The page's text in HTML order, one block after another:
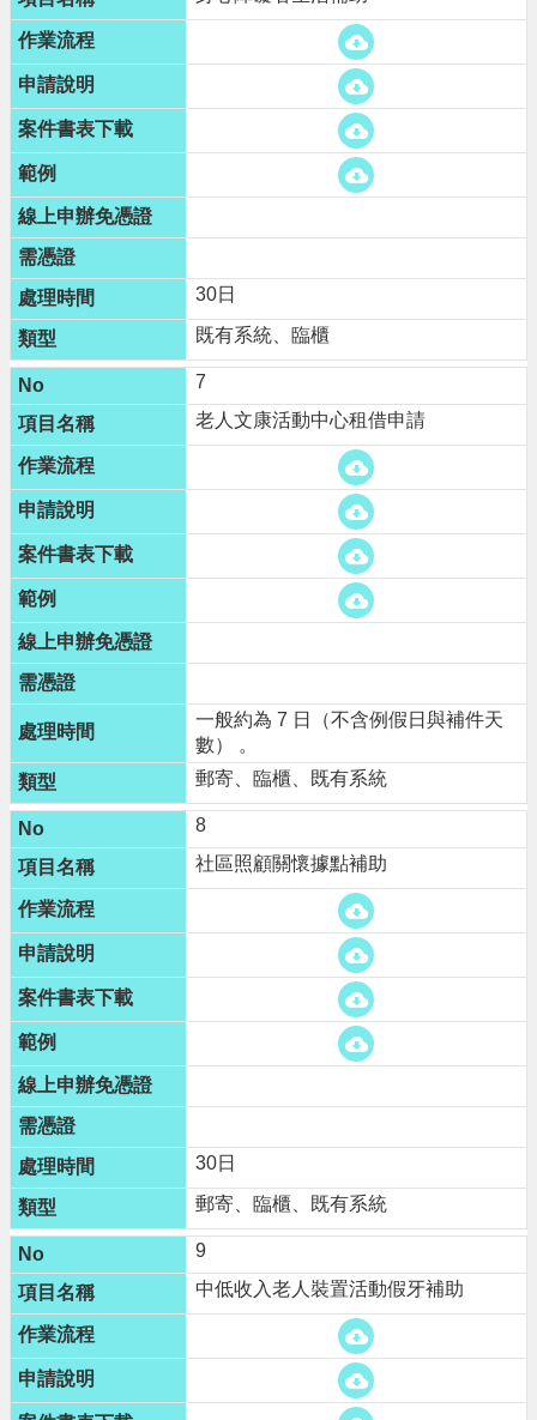
告
站
安
全
政
策
30日
既有系統、臨櫃
7
老人文康活動中心租借申請
一般約為 7 日（不含例假日與補件天
數） 。
郵寄、臨櫃、既有系統
8
社區照顧關懷據點補助
30日
郵寄、臨櫃、既有系統
9
中低收入老人裝置活動假牙補助